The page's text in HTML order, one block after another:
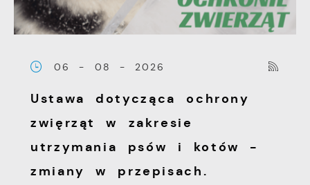
06 - 08 - 2026
Ustawa dotycząca ochrony
zwięrząt w zakresie
utrzymania psów i kotów -
zmiany w przepisach.